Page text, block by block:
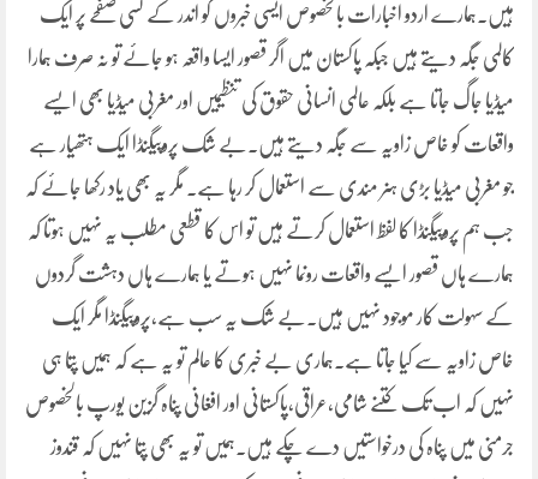
ہیں۔ہمارے اردو اخبارات بالخصوص ایسی خبروں کو اندر کے کسی صفحے پر ایک
کالمی جگہ دیتے ہیں جبکہ پاکستان میں اگر قصور ایسا واقعہ ہو جائے تو نہ صرف ہمارا
میڈیا جاگ جاتا ہے بلکہ عالمی انسانی حقوق کی تنظیمیں اور مغربی میڈیا بھی ایسے
واقعات کو خاص زاویہ سے جگہ دیتے ہیں۔بے شک پروپیگنڈا ایک ہتھیار ہے
جو مغربی میڈیا بڑی ہنر مندی سے استعمال کر رہا ہے۔ مگر یہ بھی یاد رکھا جائے کہ
جب ہم پروپیگنڈا کا لفظ استعمال کرتے ہیں تو اس کا قطعی مطلب یہ نہیں ہوتا کہ
ہمارے ہاں قصور ایسے واقعات رونما نہیں ہوتے یا ہمارے ہاں دہشت گردوں
کے سہولت کار موجود نہیں ہیں۔بے شک یہ سب ہے،پروپیگنڈا مگر ایک
خاص زاویہ سے کیا جاتا ہے۔ہماری بے خبری کا عالم تو یہ ہے کہ ہمیں پتا ہی
نہیں کہ اب تک کتنے شامی،عراقی،پاکستانی اور افغانی پناہ گزین یورپ بالخصوص
جرمنی میں پناہ کی درخواستیں دے چکے ہیں۔ہمیں تو یہ بھی پتا نہیں کہ قندوز